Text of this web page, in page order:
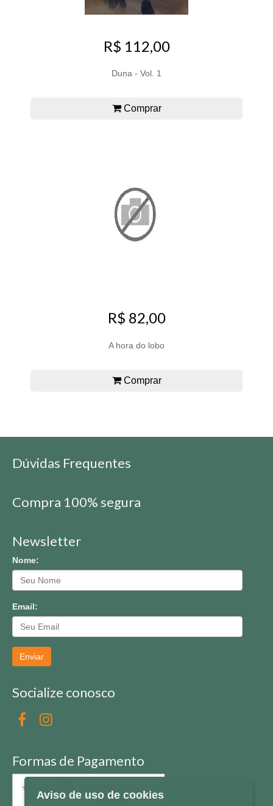
R$ 112,00
Duna - Vol. 1
Comprar
R$ 82,00
A hora do lobo
Comprar
Dúvidas Frequentes
Compra 100% segura
Newsletter
Nome:
Email:
Enviar
Socialize conosco
Formas de Pagamento
Aviso de uso de cookies